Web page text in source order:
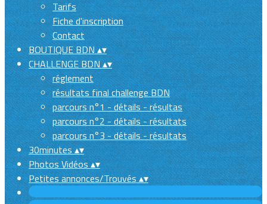
Tarifs
Fiche d'inscription
Contact
BOUTIQUE BDN▴▾
CHALLENGE BDN▴▾
réglement
résultats final challenge BDN
parcours n°1 - détails - résultas
parcours n°2 - détails - résultats
parcours n°3 - détails - résultats
30minutes▴▾
Photos Vidéos▴▾
Petites annonces/Trouvés▴▾